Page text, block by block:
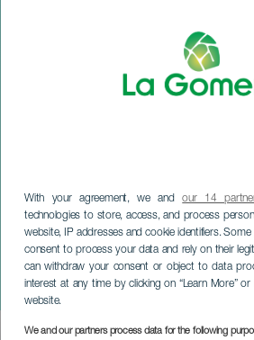
With your agreement, we andour 14
technologies to store, access, and process
website, IP addresses and cookie identifiers.
consent to process your data and rely on their
can withdraw your consent or object to data
interest at any time by clicking on “Learn More”
website.
We and our partners process data for the following
„NOON”: Festiwal
Klasycznej i
LA GOMERA
Imagen